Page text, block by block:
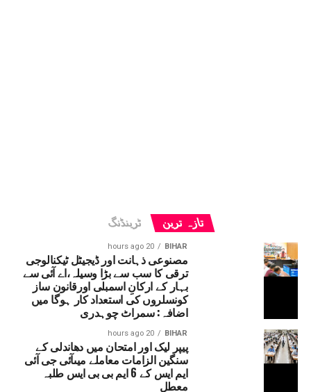
تازہ ترین ٹرینڈنگ
BIHAR
20 hours ago
مصنوعی ذہانت اور ڈیجیٹل ٹیکنالوجی
ترقی کا سب سے بڑا وسیلہ،اے آئی سے
بہار کے ارکانِ اسمبلی اورقانون ساز
کونسلروں کی استعداد کار ہوگا میں
اضافہ: سمراٹ چوہدری
BIHAR
20 hours ago
پیپر لیک اور امتحان میں دھاندلی کے
سنگین الزامات معاملے میںآئی جی آئی
ایم ایس کے 6 ایم بی بی ایس طلبہ
معطل